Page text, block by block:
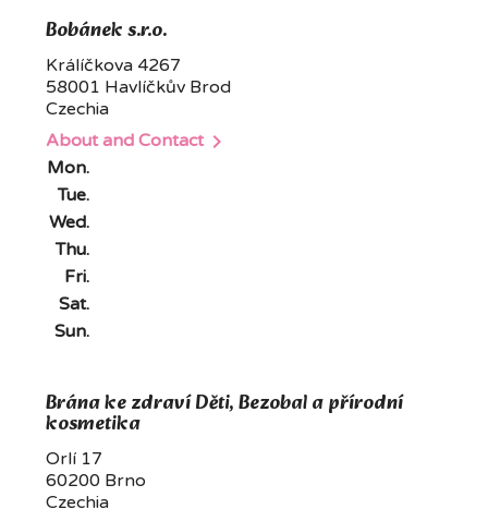
Bobánek s.r.o.
Králíčkova 4267
58001 Havlíčkův Brod
Czechia
About and Contact
Mon.
Tue.
Wed.
Thu.
Fri.
Sat.
Sun.
Brána ke zdraví Děti, Bezobal a přírodní
kosmetika
Orlí 17
60200 Brno
Czechia